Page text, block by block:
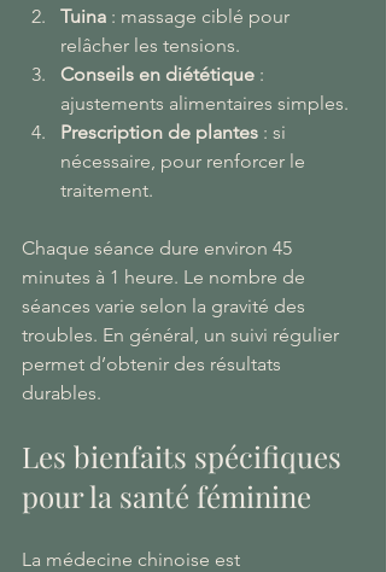
Tuina : massage ciblé pour
relâcher les tensions.
Conseils en diététique :
ajustements alimentaires simples.
Prescription de plantes : si
nécessaire, pour renforcer le
traitement.
Chaque séance dure environ 45
minutes à 1 heure. Le nombre de
séances varie selon la gravité des
troubles. En général, un suivi régulier
permet d’obtenir des résultats
durables.
Les bienfaits spécifiques
pour la santé féminine
La médecine chinoise est